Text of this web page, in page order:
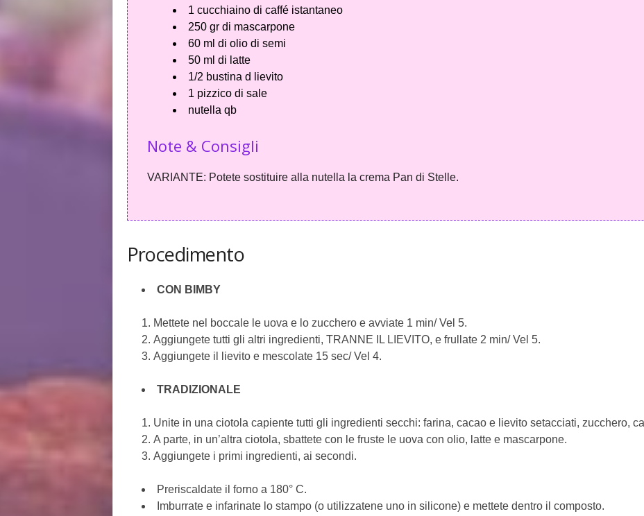
1 cucchiaino di caffé istantaneo
250 gr di mascarpone
60 ml di olio di semi
50 ml di latte
1/2 bustina d lievito
1 pizzico di sale
nutella qb
Note & Consigli
VARIANTE: Potete sostituire alla nutella la crema Pan di Stelle.
Procedimento
CON BIMBY
Mettete nel boccale le uova e lo zucchero e avviate 1 min/ Vel 5.
Aggiungete tutti gli altri ingredienti, TRANNE IL LIEVITO, e frullate 2 min/ Vel 5.
Aggiungete il lievito e mescolate 15 sec/ Vel 4.
TRADIZIONALE
Unite in una ciotola capiente tutti gli ingredienti secchi: farina, cacao e lievito setacciati, zucchero,
A parte, in un’altra ciotola, sbattete con le fruste le uova con olio, latte e mascarpone.
Aggiungete i primi ingredienti, ai secondi.
Preriscaldate il forno a 180° C.
Imburrate e infarinate lo stampo (o utilizzatene uno in silicone) e mettete dentro il composto.